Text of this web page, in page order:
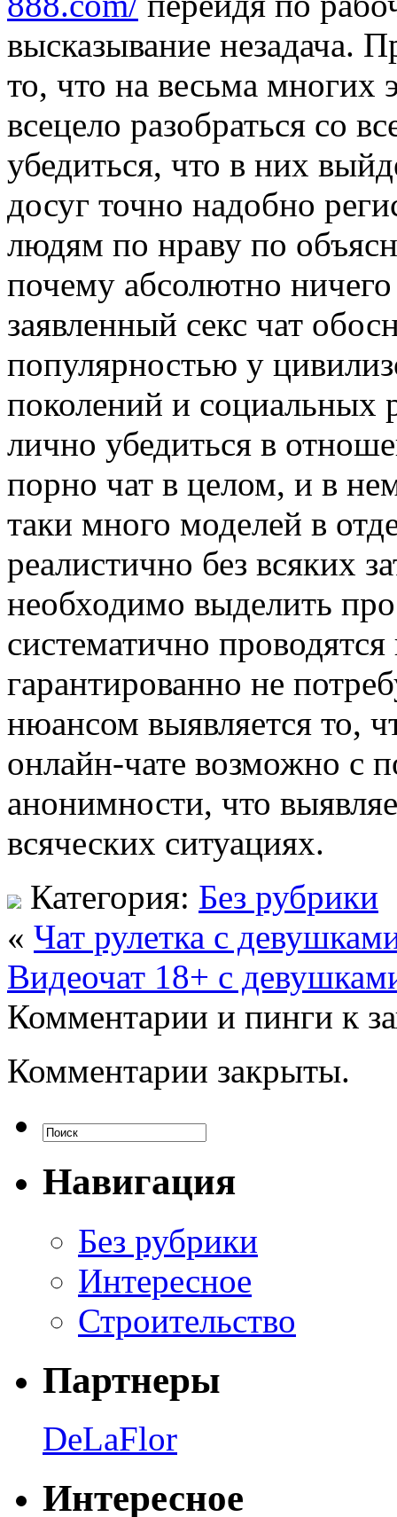
высказывание незадача.
то, что на весьма многих
всецело разобраться со
убедиться, что в них
досуг точно надобно
людям по нраву по
почему абсолютно ничего
заявленный секс чат
популярностью у
поколений и социальных
лично убедиться в
порно чат в целом, и в
таки много моделей в
реалистично без всяких
необходимо выделить
систематично
гарантированно не
нюансом выявляется то,
онлайн-чате возможно с
анонимности, что
всяческих ситуациях.
Категория: Без рубрики
« Чат рулетка с
Видеочат 18+ с
Комментарии и пинги к
Комментарии закрыты.
Навигация
Без рубрики
Интересное
Строительство
Партнеры
DeLaFlor
Интересное